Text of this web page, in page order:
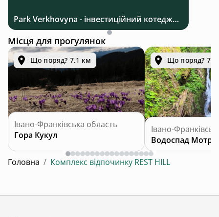
Park Verkhovyna - інвестиційний котеджний комплекс біля Верховини в Карпатах
Місця для прогулянок
Що поряд? 7.1 км
Івано-Франківська область
Гора Кукул
Що поряд? 7.9
Івано-
Водоспад
Головна / Комплекс відпочинку REST HILL